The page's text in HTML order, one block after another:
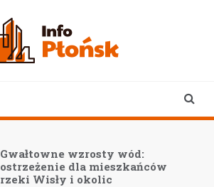
Gwałtowne wzrosty wód:
ostrzeżenie dla mieszkańców
rzeki Wisły i okolic